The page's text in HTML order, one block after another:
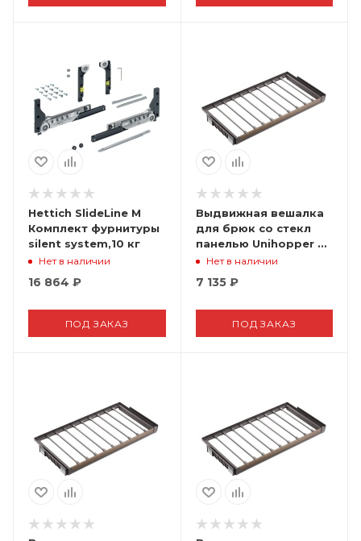
Hettich SlideLine M
Комплект фурнитуры
silent system,10 кг
Нет в наличии
16 864 ₽
ПОД ЗАКАЗ
Выдвижная вешалка
для брюк со стекл
панелью Unihopper в
базу 600мм, c
NAKA
Нет в наличии
7 135₽
ПОД ЗАКАЗ